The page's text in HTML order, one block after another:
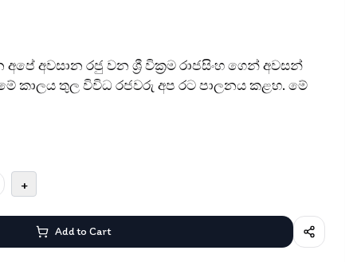
අවසාන රජු වන ශ්‍රී වික්‍රම රාජසිංහ ගෙන් අවසන්
කාලය තුල විවිධ රජවරු අප රට පාලනය කළහ. මේ
+
Add to Cart